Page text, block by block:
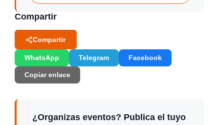
Compartir
Compartir
WhatsApp Telegram Facebook
Copiar enlace
¿Organizas eventos? Publica el tuyo